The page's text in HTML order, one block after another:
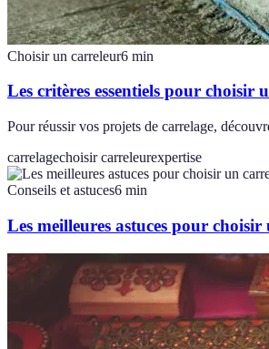
Choisir un carreleur6 min
Les critères essentiels pour choisir
Pour réussir vos projets de carrelage,
carrelagechoisir carreleurexpertise
Conseils et astuces6 min
Les meilleures astuces pour